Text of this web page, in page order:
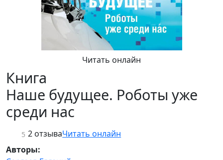
Читать онлайн
Книга
Наше будущее. Роботы уже
среди нас
5 2 отзываЧитать онлайн
Авторы: